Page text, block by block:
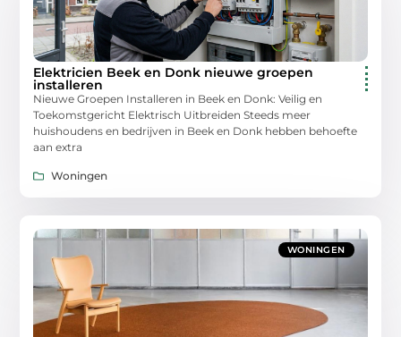
Elektricien Beek en Donk nieuwe groepen
installeren
Nieuwe Groepen Installeren in Beek en Donk: Veilig en
Toekomstgericht Elektrisch Uitbreiden Steeds meer
huishoudens en bedrijven in Beek en Donk hebben behoefte
aan extra
Woningen
WONINGEN